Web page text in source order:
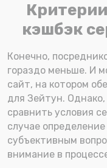
кэшбэк
Конечно,
гораздо меньше. И
сайт, на котором
для Зейтун.
сравнить условия
случае
субъективным
внимание в